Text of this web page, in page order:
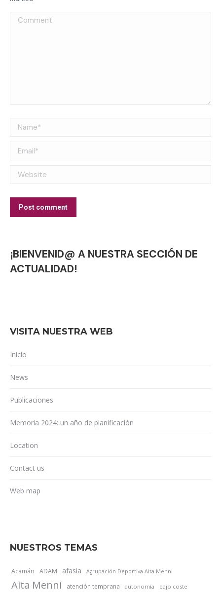
Comment
Name *
Email *
Website
Post comment
¡BIENVENID@ A NUESTRA SECCIÓN DE
ACTUALIDAD!
VISITA NUESTRA WEB
Inicio
News
Publicaciones
Memoria 2024: un año de planificación
Location
Contact us
Web map
NUESTROS TEMAS
Acamán ADAM afasia Agrupación Deportiva Aita Menni
Aita Menni atención temprana autonomía bajo coste